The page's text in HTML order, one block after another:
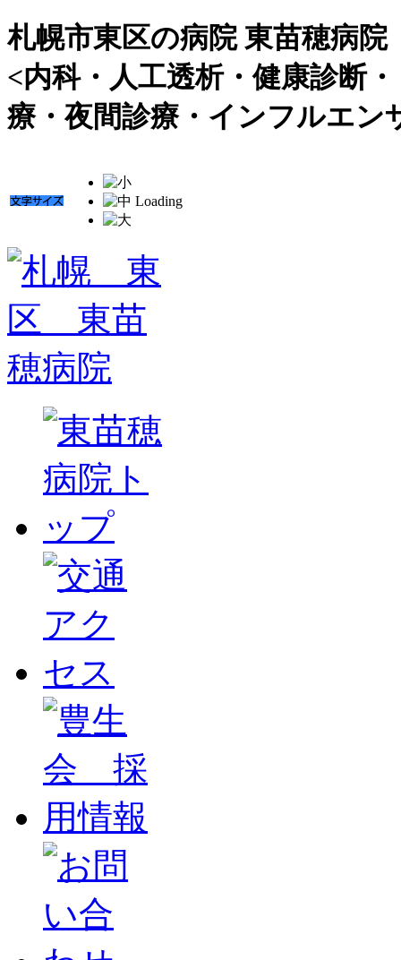
札幌市東区の病院 東苗穂病院
<内科・人工透析・健康診断
療・夜間診療・インフルエン
Loading